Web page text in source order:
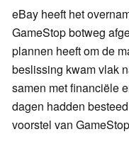
eBay heeft het
GameStop botweg
plannen heeft om de
beslissing kwam vlak
samen met financiële
dagen hadden
voorstel van